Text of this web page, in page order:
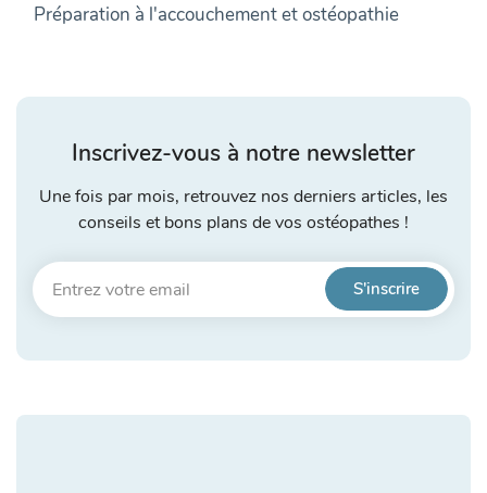
Préparation à l'accouchement et ostéopathie
Inscrivez-vous à notre newsletter
Une fois par mois, retrouvez nos derniers articles, les
conseils et bons plans de vos ostéopathes !